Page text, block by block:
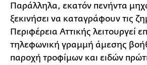
Παράλληλα, εκατόν πενήντα
ξεκινήσει να καταγράφουν τις
Περιφέρεια Αττικής λειτουργεί
τηλεφωνική γραμμή άμεσης
παροχή τροφίμων και ειδών